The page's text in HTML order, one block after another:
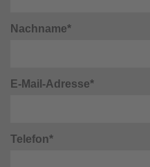
Nachname*
E-Mail-Adresse*
Telefon*